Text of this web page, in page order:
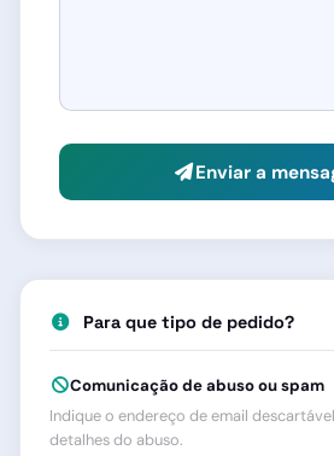
Enviar a
Para que tipo de pedido?
Comunicação de abuso ou spam
Indique o endereço de email
detalhes do abuso.